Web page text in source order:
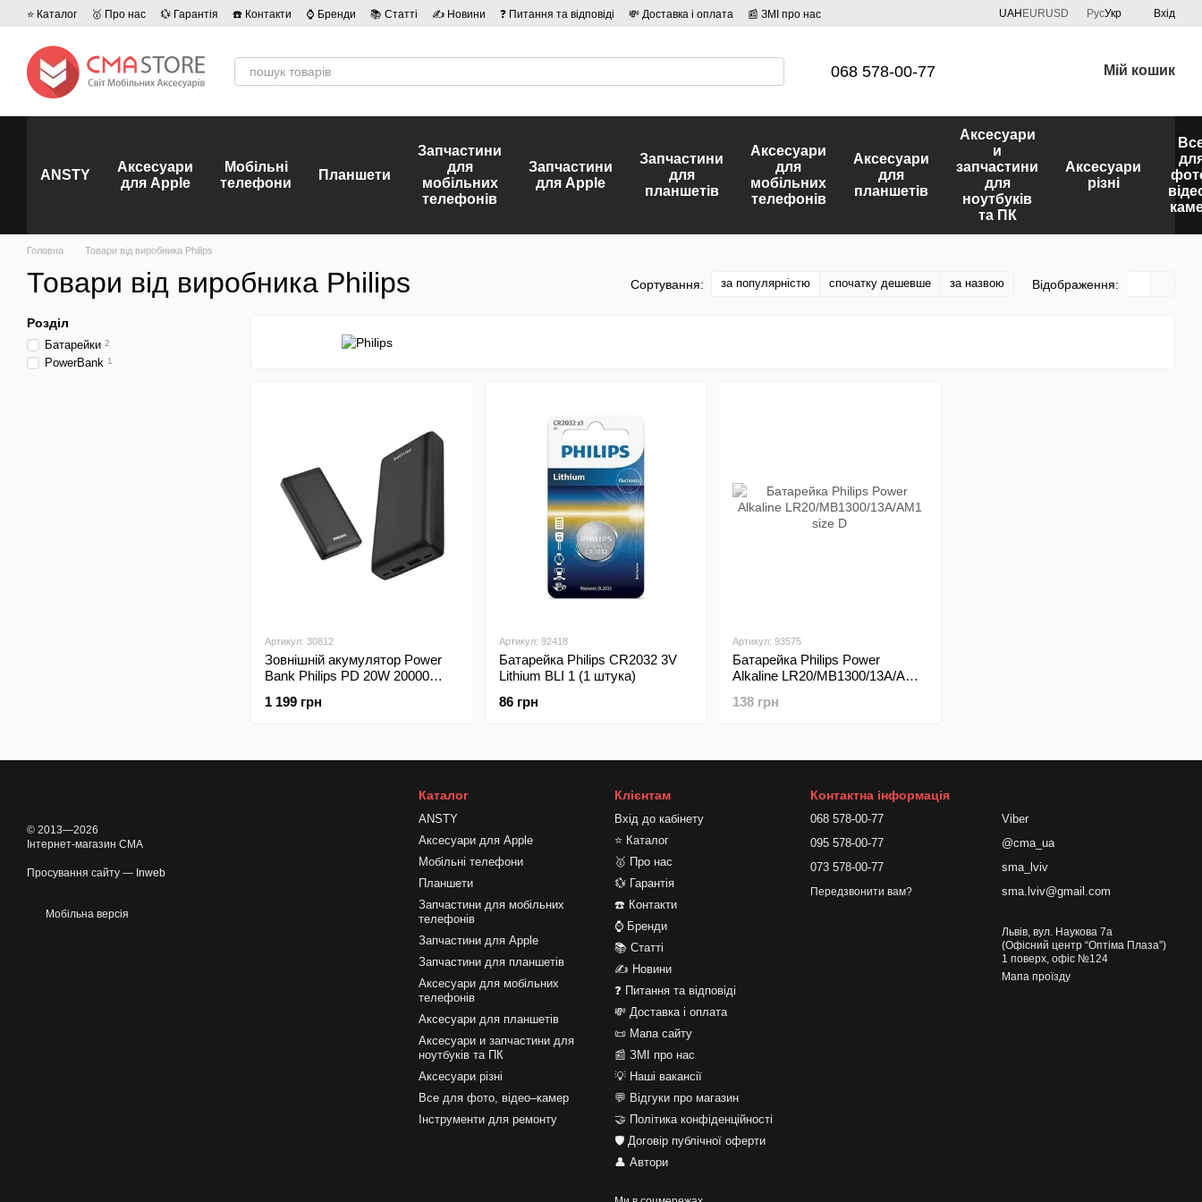
Перейти до основного контенту
⭐ Каталог 🥇 Про нас 💱 Гарантія ☎️ Контакти ⌚ Бренди 📚 Статті ✍ Новини ❓ Питання та відповіді 💸 Доставка і оплата
📰 ЗМІ про нас
UAH EURUSD РусУкр Вхід
068 578-00-77 Мій кошик
ANSTY
Аксесуари
для Apple
Мобільні
телефони
Планшети
Запчастини
для
мобільних
телефонів
Запчастини
для Apple
Запчастини
для
планшетів
Аксесуари
для
мобільних
телефонів
Аксесуари
для
планшетів
Аксесуари
и
запчастини
для
ноутбуків
та ПК
Аксесуари
різні
Головна Товари від виробника Philips
Товари від виробника Philips Сортування: за популярністю спочатку дешевше за назвою Відображення:
Артикул: 30812
Зовнішній акумулятор Power
Bank Philips PD 20W 20000
1 199 грн
Артикул: 92418
Батарейка Philips CR2032 3V
Lithium BLI 1 (1 штука)
86 грн
Артикул: 93575
Батарейка Philips Power
Alkaline LR20/MB1300/13A/AM1
138 грн
Розділ
Батарейки 2
PowerBank 1
© 2013—2026
Інтернет-магазин CMA
Просування сайту — Inweb
Мобільна версія
Каталог
ANSTY
Аксесуари для Apple
Мобільні телефони
Планшети
Запчастини для мобільних
телефонів
Запчастини для Apple
Запчастини для планшетів
Аксесуари для мобільних
телефонів
Аксесуари для планшетів
Аксесуари и запчастини для
ноутбуків та ПК
Аксесуари різні
Все для фото, відео–камер
Інструменти для ремонту
Клієнтам
Вхід до кабінету
⭐ Каталог
🥇 Про нас
💱 Гарантія
☎️ Контакти
⌚ Бренди
📚 Статті
✍ Новини
❓ Питання та відповіді
💸 Доставка і оплата
📜 Мапа сайту
📰 ЗМІ про нас
💡 Наші вакансії
💬 Відгуки про магазин
🤝 Політика конфіденційності
🛡️ Договір публічної оферти
👤 Автори
Контактна інформація
068 578-00-77
095 578-00-77
073 578-00-77
Передзвонити вам?
Viber
@cma_ua
sma_lviv
sma.lviv@gmail.com
Львів, вул. Наукова 7а
(Офісний центр “Оптіма Плаза”)
1 поверх, офіс №124
Мапа проїзду